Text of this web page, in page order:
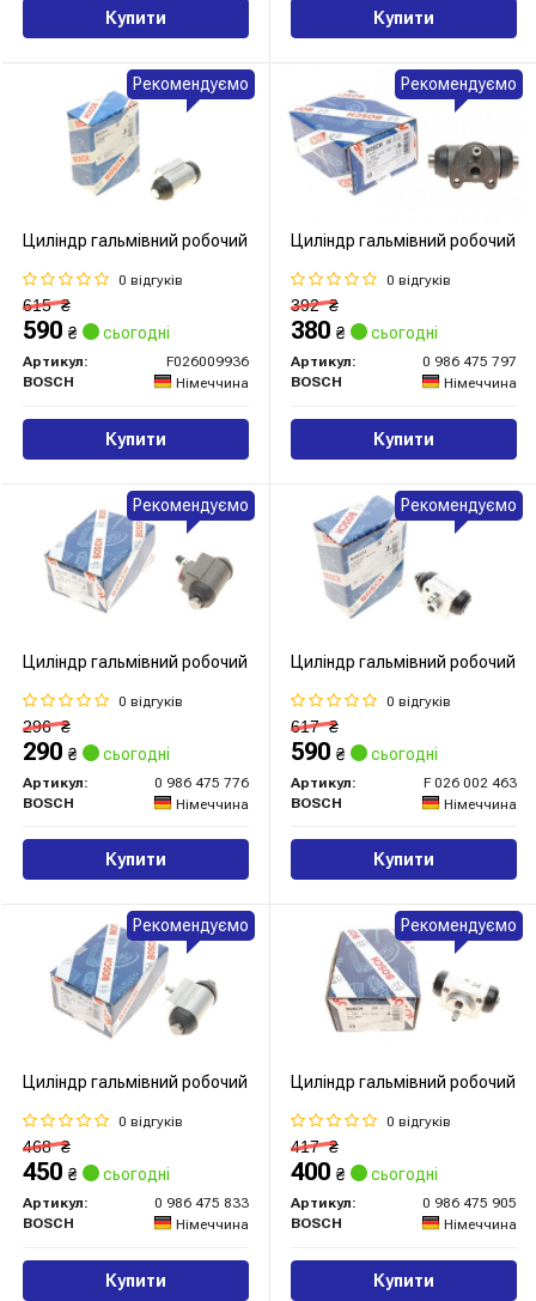
Купити Купити
Циліндр гальмівний робочий
0 відгуків
615₴
590 ₴ сьогодні
Артикул:
F026009936
BOSCH
Німеччина
Купити
Рекомендуємо
Циліндр гальмівний робочий
0 відгуків
392₴
380 ₴ сьогодні
Артикул:
0 986 475 797
BOSCH
Німеччина
Купити
Рекомендуємо
Циліндр гальмівний робочий
0 відгуків
296₴
290 ₴ сьогодні
Артикул:
0 986 475 776
BOSCH
Німеччина
Купити
Рекомендуємо
Циліндр гальмівний робочий
0 відгуків
617₴
590 ₴ сьогодні
Артикул:
F 026 002 463
BOSCH
Німеччина
Купити
Рекомендуємо
Циліндр гальмівний робочий
0 відгуків
468₴
450 ₴ сьогодні
Артикул:
0 986 475 833
BOSCH
Німеччина
Купити
Рекомендуємо
Циліндр гальмівний робочий
0 відгуків
417₴
400 ₴ сьогодні
Артикул:
0 986 475 905
BOSCH
Німеччина
Купити
Рекомендуємо